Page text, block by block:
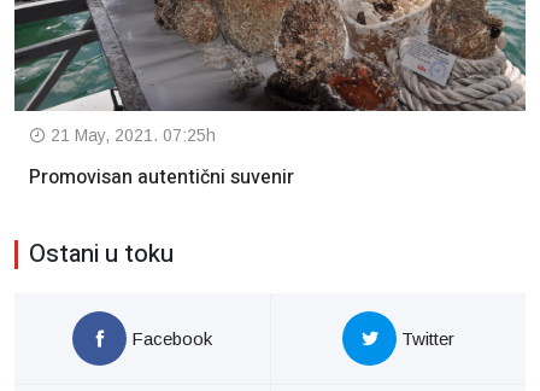
21 May, 2021. 07:25h
Promovisan autentični suvenir
Ostani u toku
Facebook Twitter